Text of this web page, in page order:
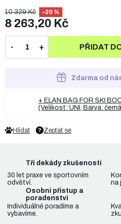
10 329 Kč –20 %
8 263,20 Kč
PŘIDAT
Zdarma od
+ ELAN BAG FOR SKI
(Velikost: UNI, Barva:
Zeptat se
Hlídat
Tři dekády zkušeností
30 let praxe ve sportovním
odvětví.
na
Osobní přístup a
poradenství
Individuálně poradíme a
vybavíme.